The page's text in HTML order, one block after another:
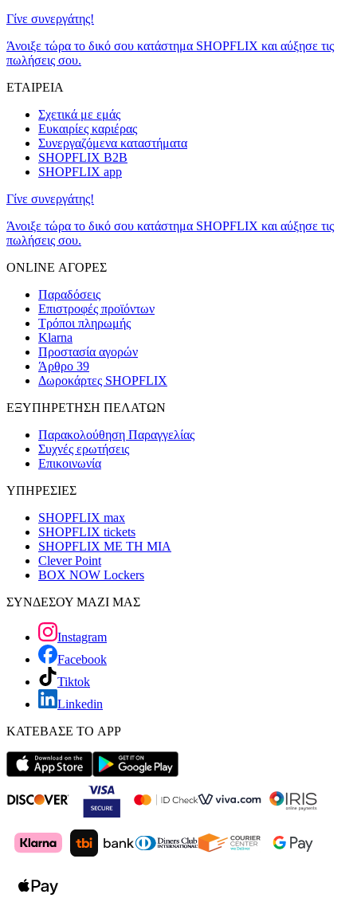
Γίνε συνεργάτης!
Άνοιξε τώρα το δικό σου κατάστημα SHOPFLIX και αύξησε τις
πωλήσεις σου.
ΕΤΑΙΡΕΙΑ
Σχετικά με εμάς
Ευκαιρίες καριέρας
Συνεργαζόμενα καταστήματα
SHOPFLIX B2B
SHOPFLIX app
Γίνε συνεργάτης!
Άνοιξε τώρα το δικό σου κατάστημα SHOPFLIX και αύξησε τις
πωλήσεις σου.
ONLINE ΑΓΟΡΕΣ
Παραδόσεις
Επιστροφές προϊόντων
Τρόποι πληρωμής
Klarna
Προστασία αγορών
Άρθρο 39
Δωροκάρτες SHOPFLIX
ΕΞΥΠΗΡΕΤΗΣΗ ΠΕΛΑΤΩΝ
Παρακολούθηση Παραγγελίας
Συχνές ερωτήσεις
Επικοινωνία
ΥΠΗΡΕΣΙΕΣ
SHOPFLIX max
SHOPFLIX tickets
SHOPFLIX ΜΕ ΤΗ ΜΙΑ
Clever Point
BOX NOW Lockers
ΣΥΝΔΕΣΟΥ ΜΑΖΙ ΜΑΣ
Instagram
Facebook
Tiktok
Linkedin
ΚΑΤΕΒΑΣΕ ΤΟ APP